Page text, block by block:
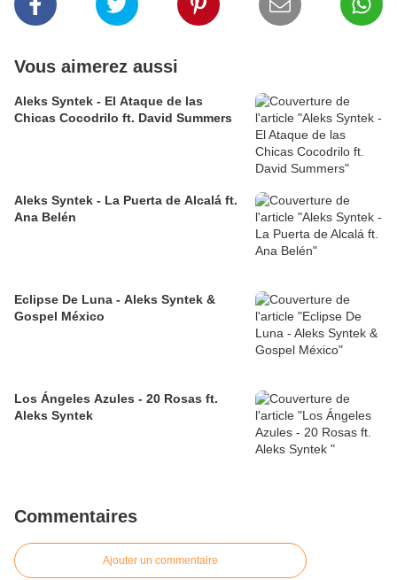
Vous aimerez aussi
Aleks Syntek - El Ataque de las
Chicas Cocodrilo ft. David Summers
Aleks Syntek - La Puerta de Alcalá ft.
Ana Belén
Eclipse De Luna - Aleks Syntek &
Gospel México
Los Ángeles Azules - 20 Rosas ft.
Aleks Syntek
Commentaires
Ajouter un commentaire